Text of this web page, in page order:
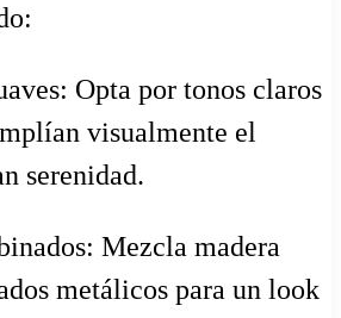
Opta por tonos claros
visualmente el
serenidad.
Mezcla madera
metálicos para un look